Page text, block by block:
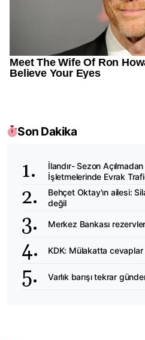
Son Dakika
İlandır- Sezon
İşletmelerinde Evrak
Behçet Oktay'ın ailesi:
değil
Merkez Bankası
KDK: Mülakatta cevaplar
Varlık barışı tekrar